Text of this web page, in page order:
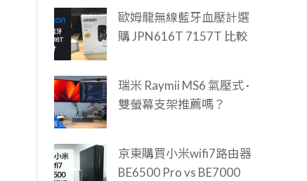
歐姆龍無線藍牙血壓計選
購 JPN616T 7157T 比較
瑞米 Raymii MS6 氣壓式 ·
雙螢幕支架推薦嗎？
京東購買小米wifi7路由器
BE6500 Pro vs BE7000